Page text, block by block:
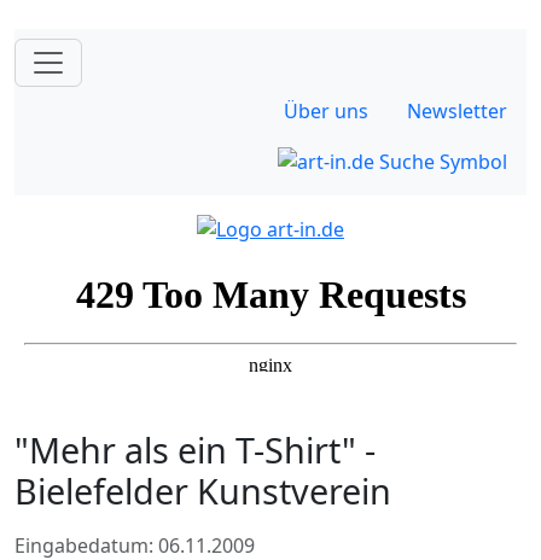
Über uns Newsletter
"Mehr als ein T-Shirt" -
Bielefelder Kunstverein
Eingabedatum: 06.11.2009